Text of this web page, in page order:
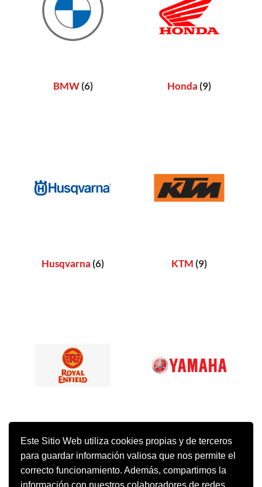
Este Sitio Web utiliza cookies propias y de terceros
para guardar información valiosa que nos permite el
correcto funcionamiento. Además, compartimos la
información con nuestros colaboradores de redes
BMW(6) Honda (9)
Husqvarna (6) KTM (9)
Royal Enfield(1) Yamaha(4)